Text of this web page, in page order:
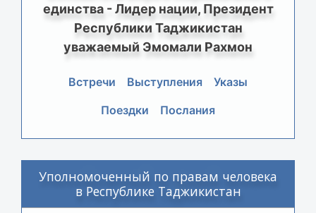
единства - Лидер нации, Президент
Республики Таджикистан
уважаемый Эмомали Рахмон
Встречи Выступления
Указы
Поездки
Послания
Уполномоченный по правам человека
в Республике Таджикистан